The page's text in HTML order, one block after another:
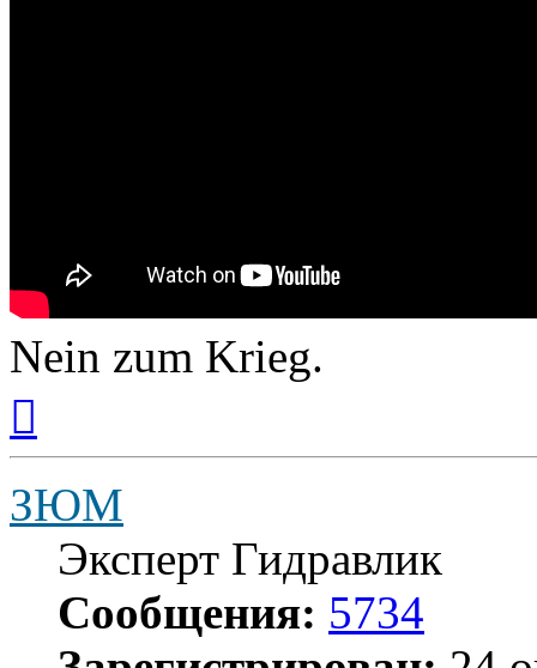
Nein zum Krieg.
началу
ЗЮМ
Эксперт Гидравлик
Сообщения: 5734